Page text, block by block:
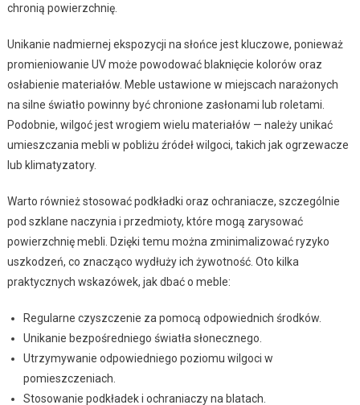
chronią powierzchnię.
Unikanie nadmiernej ekspozycji na słońce jest kluczowe, ponieważ
promieniowanie UV może powodować blaknięcie kolorów oraz
osłabienie materiałów. Meble ustawione w miejscach narażonych
na silne światło powinny być chronione zasłonami lub roletami.
Podobnie, wilgoć jest wrogiem wielu materiałów — należy unikać
umieszczania mebli w pobliżu źródeł wilgoci, takich jak ogrzewacze
lub klimatyzatory.
Warto również stosować podkładki oraz ochraniacze, szczególnie
pod szklane naczynia i przedmioty, które mogą zarysować
powierzchnię mebli. Dzięki temu można zminimalizować ryzyko
uszkodzeń, co znacząco wydłuży ich żywotność. Oto kilka
praktycznych wskazówek, jak dbać o meble:
Regularne czyszczenie za pomocą odpowiednich środków.
Unikanie bezpośredniego światła słonecznego.
Utrzymywanie odpowiedniego poziomu wilgoci w
pomieszczeniach.
Stosowanie podkładek i ochraniaczy na blatach.